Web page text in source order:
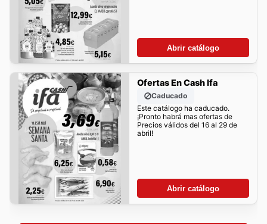
Abrir catálogo
Ofertas En Cash Ifa
Caducado
Este catálogo ha caducado.
¡Pronto habrá mas ofertas de
Precios válidos del 16 al 29 de
abril!
Abrir catálogo